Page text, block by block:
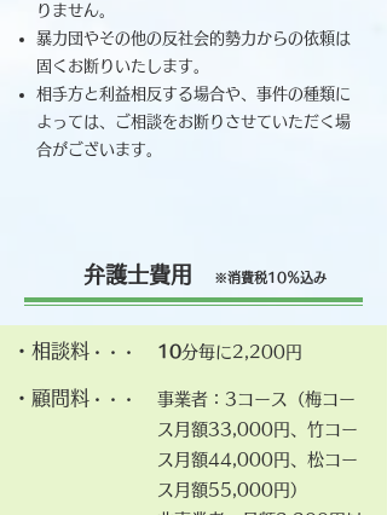
りません。
暴力団やその他の反社会的勢力からの依頼は
固くお断りいたします。
相手方と利益相反する場合や、事件の種類に
よっては、ご相談をお断りさせていただく場
合がございます。
​ 弁護士費用 ※消費税10％込み
10分毎に2,200円
​・相談料 ・・・
・顧問料 ・・・
事業者：3コース（梅コー
ス月額33,000円、竹コー
ス月額44,000円、松コー
ス月額55,000円）